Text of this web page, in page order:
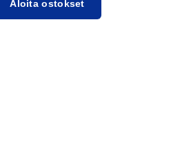
Aloita ostokset